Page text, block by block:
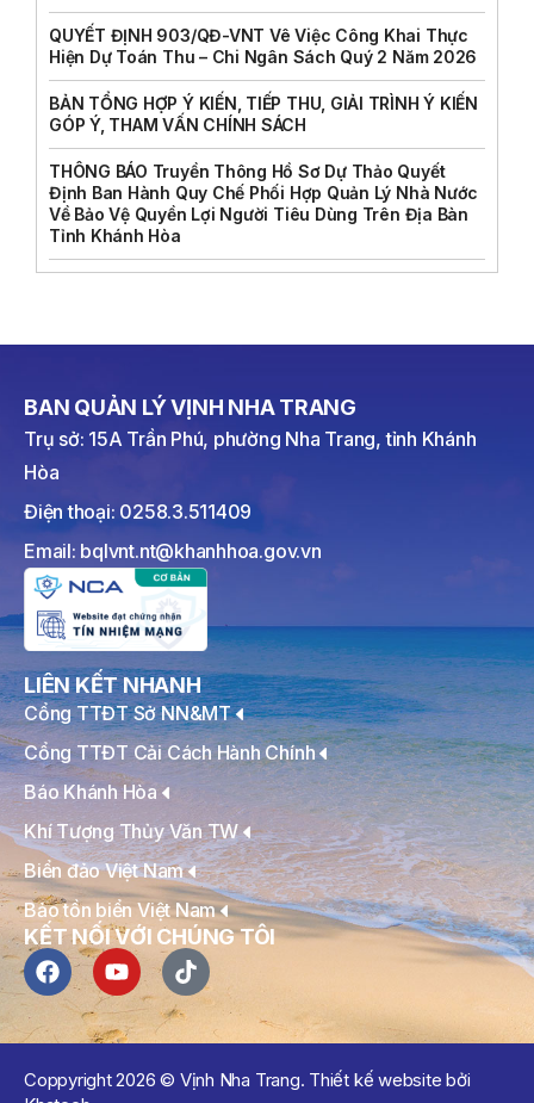
QUYẾT ĐỊNH 903/QĐ-VNT Vê Việc Công Khai Thực
Hiện Dự Toán Thu – Chi Ngân Sách Quý 2 Năm 2026
BẢN TỔNG HỢP Ý KIẾN, TIẾP THU, GIẢI TRÌNH Ý KIẾN
GÓP Ý, THAM VẤN CHÍNH SÁCH
THÔNG BÁO Truyền Thông Hồ Sơ Dự Thảo Quyết
Định Ban Hành Quy Chế Phối Hợp Quản Lý Nhà Nước
Về Bảo Vệ Quyền Lợi Người Tiêu Dùng Trên Địa Bàn
Tỉnh Khánh Hòa
BAN QUẢN LÝ VỊNH NHA TRANG
Trụ sở: 15A Trần Phú, phường Nha Trang, tỉnh Khánh
Hòa
Điện thoại: 0258.3.511409
Email: bqlvnt.nt@khanhhoa.gov.vn
LIÊN KẾT NHANH
Cổng TTĐT Sở NN&MT
Cổng TTĐT Cải Cách Hành Chính
Báo Khánh Hòa
Khí Tượng Thủy Văn TW
Biển đảo Việt Nam
Bảo tồn biển Việt Nam
KẾT NỐI VỚI CHÚNG TÔI
Coppyright 2026 © Vịnh Nha Trang. Thiết kế website bởi